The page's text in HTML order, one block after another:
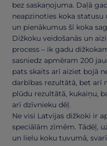
bez saskaņojuma. Daļā
neapzinoties koka
un pienākumus šī koka
Dižkoku veidošanās un
process – ik gadu
sasniedz apmēram 200
pats skaits arī aiziet bojā
darbības rezultātā, bet arī
plūdu rezultātā, kukaiņu,
arī dzīvnieku dēļ.
Ne visi Latvijas dižkoki ir
speciālām zīmēm. Tādēļ,
un lielu koku tuvumā,